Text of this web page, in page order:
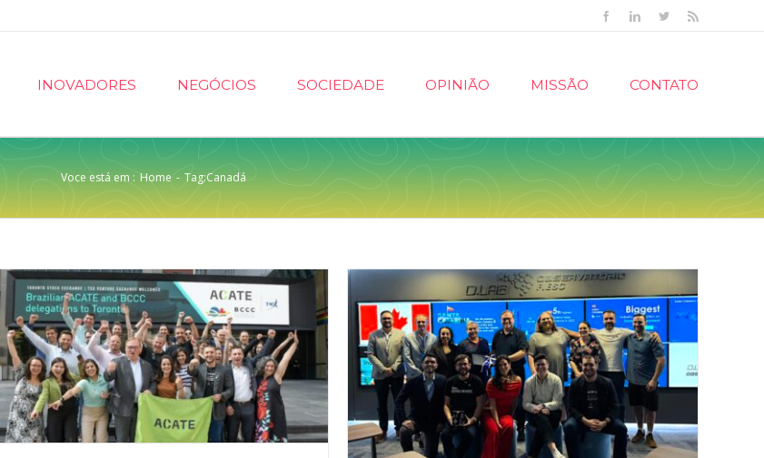
FacebookLinkedinTwitter
INOVADORES NEGÓCIOS SOCIEDADE OPINIÃO MISSÃO CONTATO
Voce está em : Home - Tag:Canadá